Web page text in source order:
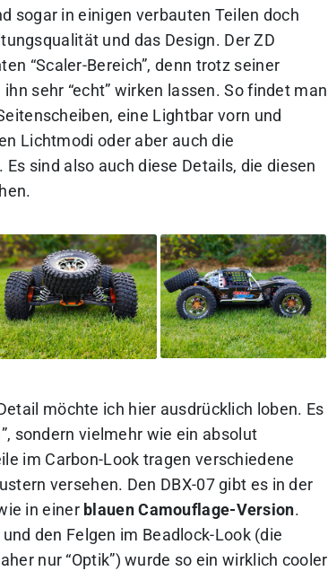
sogar in einigen verbauten Teilen doch
und das Design. Der ZD
“Scaler-Bereich”, denn trotz seiner
sehr “echt” wirken lassen. So findet man
eine Lightbar vorn und
Lichtmodi oder aber auch die
sind also auch diese Details, die diesen
möchte ich hier ausdrücklich loben. Es
sondern vielmehr wie ein absolut
im Carbon-Look tragen verschiedene
versehen. Den DBX-07 gibt es in der
in einer blauen Camouflage-Version.
den Felgen im Beadlock-Look (die
nur “Optik”) wurde so ein wirklich cooler